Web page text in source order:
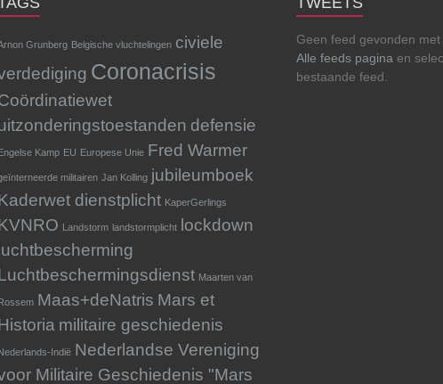
Grunberg Belgische vluchtelingen civiele
Coronacrisis
defensie
Engelse Kamp EU Europese Unie Fred Warmer
militairen Jan Kolling jubileumboek
dienstplicht KaperGerlings
Landstorm landstormplicht
lockdown
luchtbescherming
Maarten van
Rossem Maas+deNatris Mars et
militaire geschiedenis
Nederlands-Indië Nederlandse Vereniging
Militaire Geschiedenis "Mars
Geen feed gevonden
Alle feeds pagina en
bestaande feed.